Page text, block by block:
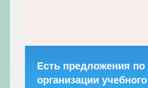
Есть предложения по
организации учебного